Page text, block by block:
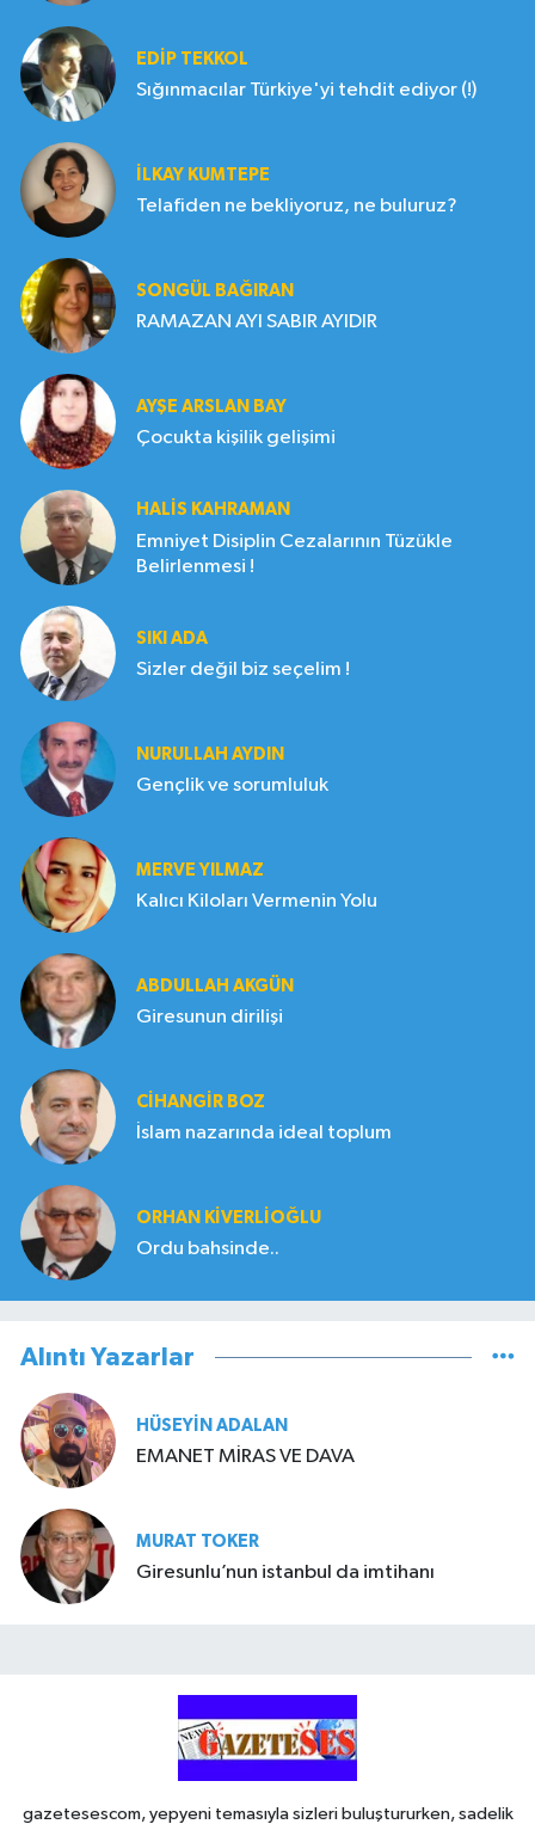
EDIP TEKKOL
Sığınmacılar Türkiye'yi tehdit ediyor (!)
İLKAY KUMTEPE
Telafiden ne bekliyoruz, ne buluruz?
SONGÜL BAĞIRAN
RAMAZAN AYI SABIR AYIDIR
AYŞE ARSLAN BAY
Çocukta kişilik gelişimi
HALIS KAHRAMAN
Emniyet Disiplin Cezalarının Tüzükle
Belirlenmesi !
SIKI ADA
Sizler değil biz seçelim !
NURULLAH AYDIN
Gençlik ve sorumluluk
MERVE YILMAZ
Kalıcı Kiloları Vermenin Yolu
ABDULLAH AKGÜN
Giresunun dirilişi
CIHANGIR BOZ
İslam nazarında ideal toplum
ORHAN KIVERLIOĞLU
Ordu bahsinde..
Alıntı Yazarlar
HÜSEYIN ADALAN
EMANET MİRAS VE DAVA
MURAT TOKER
Giresunlu’nun istanbul da imtihanı
gazetesescom, yepyeni temasıyla sizleri buluştururken, sadelik